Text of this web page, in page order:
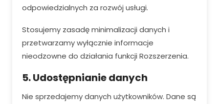
odpowiedzialnych za rozwój usługi.
Stosujemy zasadę minimalizacji danych i
przetwarzamy wyłącznie informacje
nieodzowne do działania funkcji Rozszerzenia.
5. Udostępnianie danych
Nie sprzedajemy danych użytkowników. Dane są